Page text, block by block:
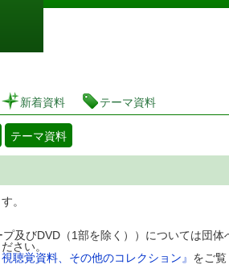
図書館 蔵書検索・予約シ
新着資料 テーマ資料
テーマ資料
。
及びDVD（1部を除く））については団体
さい。
視聴覚資料、その他のコレクション』 をご覧